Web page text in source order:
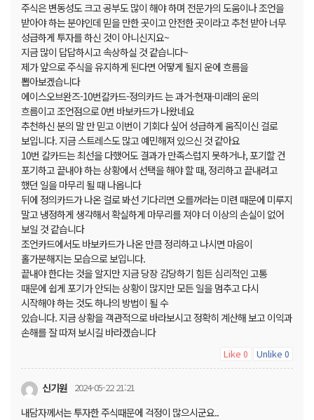
주식은 변동성도 크고 공부도 많이 해야 하며 전문가의 도움이나 조언을
받아야 하는 분야인데 믿을 만한 곳이고 안전한 곳이라고 추천 받아 너무
성급하게 투자를 하신 것이 아니신지요~
지금 많이 답답하시고 속상하실 것 같습니다~
제가 앞으로 주식을 유지하게 된다면 어떻게 될지 운에 흐름을
뽑아보겠습니다
에이스오브완즈-10번칼카드-정의카드 는 과거-현재-미래의 운의
흐름이고 조언점으로 0번 바보카드가 나왔네요
추천하신 분의 말 만 믿고 이번이 기회다 싶어 성급하게 움직이신 걸로
보입니다. 지금 스트레스도 많고 예민해져 있으신 것 같아요
10번 칼카드는 최선을 다했어도 결과가 만족스럽지 못하거나, 포기할 건
포기하고 끝내야 하는 상황에서 선택을 해야 할 때, 정리하고 끝내려고
했던 일을 마무리 될 때 나옵니다
뒤에 정의카드가 나온 걸로 봐선 기다리면 오를꺼라는 미련 때문에 미루지
말고 냉정하게 생각해서 확실하게 마무리를 져야 더 이상의 손실이 없어
보일 것 같습니다
조언카드에서도 바보카드가 나온 만큼 정리하고 나시면 마음이
홀가분해지는 모습으로 보입니다.
끝내야 한다는 것을 알지만 지금 당장 감당하기 힘든 심리적인 고통
때문에 쉽게 포기가 안되는 상황이 많지만 모든 일을 멈추고 다시
시작해야 하는 것도 하나의 방법이 될 수
있습니다. 지금 상황을 객관적으로 바라보시고 정확히 계산해 보고 이익과
손해를 잘 따져 보시길 바라겠습니다
Like 0 Unlike 0
신기원 2024-05-22 21:21
내담자께서는 투자한 주식때문에 걱정이 많으시군요..